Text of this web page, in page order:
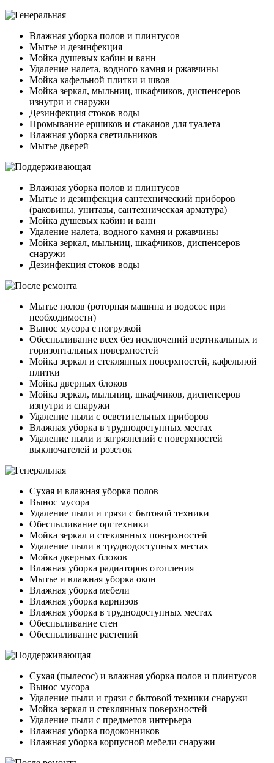
Влажная уборка полов и плинтусов
Мытье и дезинфекция
Мойка душевых кабин и ванн
Удаление налета, водного камня и ржавчины
Мойка кафельной плитки и швов
Мойка зеркал, мыльниц, шкафчиков, диспенсеров
изнутри и снаружи
Дезинфекция стоков воды
Промывание ершиков и стаканов для туалета
Влажная уборка светильников
Мытье дверей
Влажная уборка полов и плинтусов
Мытье и дезинфекция сантехнический приборов
(раковины, унитазы, сантехническая арматура)
Мойка душевых кабин и ванн
Удаление налета, водного камня и ржавчины
Мойка зеркал, мыльниц, шкафчиков, диспенсеров
снаружи
Дезинфекция стоков воды
Мытье полов (роторная машина и водосос при
необходимости)
Вынос мусора с погрузкой
Обеспыливание всех без исключений вертикальных и
горизонтальных поверхностей
Мойка зеркал и стеклянных поверхностей, кафельной
плитки
Мойка дверных блоков
Мойка зеркал, мыльниц, шкафчиков, диспенсеров
изнутри и снаружи
Удаление пыли с осветительных приборов
Влажная уборка в труднодоступных местах
Удаление пыли и загрязнений с поверхностей
выключателей и розеток
Сухая и влажная уборка полов
Вынос мусора
Удаление пыли и грязи с бытовой техники
Обеспыливание оргтехники
Мойка зеркал и стеклянных поверхностей
Удаление пыли в труднодоступных местах
Мойка дверных блоков
Влажная уборка радиаторов отопления
Мытье и влажная уборка окон
Влажная уборка мебели
Влажная уборка карнизов
Влажная уборка в труднодоступных местах
Обеспыливание стен
Обеспыливание растений
Сухая (пылесос) и влажная уборка полов и плинтусов
Вынос мусора
Удаление пыли и грязи с бытовой техники снаружи
Мойка зеркал и стеклянных поверхностей
Удаление пыли с предметов интерьера
Влажная уборка подоконников
Влажная уборка корпусной мебели снаружи